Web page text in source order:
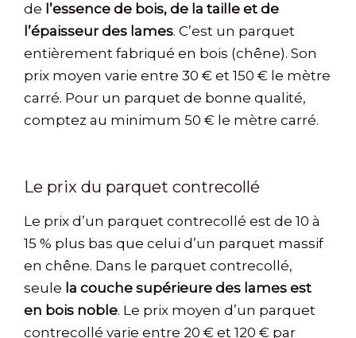
de l’essence de bois, de la taille et de
l’épaisseur des lames. C’est un parquet
entièrement fabriqué en bois (chêne). Son
prix moyen varie entre 30 € et 150 € le mètre
carré. Pour un parquet de bonne qualité,
comptez au minimum 50 € le mètre carré.
Le prix du parquet contrecollé
Le prix d’un parquet contrecollé est de 10 à
15 % plus bas que celui d’un parquet massif
en chêne. Dans le parquet contrecollé,
seule la couche supérieure des lames est
en bois noble. Le prix moyen d’un parquet
contrecollé varie entre 20 € et 120 € par